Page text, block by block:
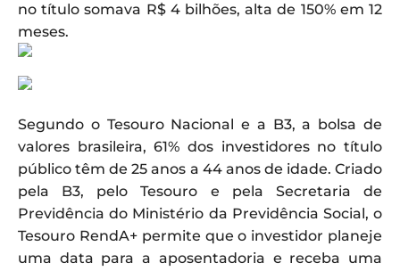
no título somava R$ 4 bilhões, alta de 150% em 12
meses.
Segundo o Tesouro Nacional e a B3, a bolsa de
valores brasileira, 61% dos investidores no título
público têm de 25 anos a 44 anos de idade. Criado
pela B3, pelo Tesouro e pela Secretaria de
Previdência do Ministério da Previdência Social, o
Tesouro RendA+ permite que o investidor planeje
uma data para a aposentadoria e receba uma